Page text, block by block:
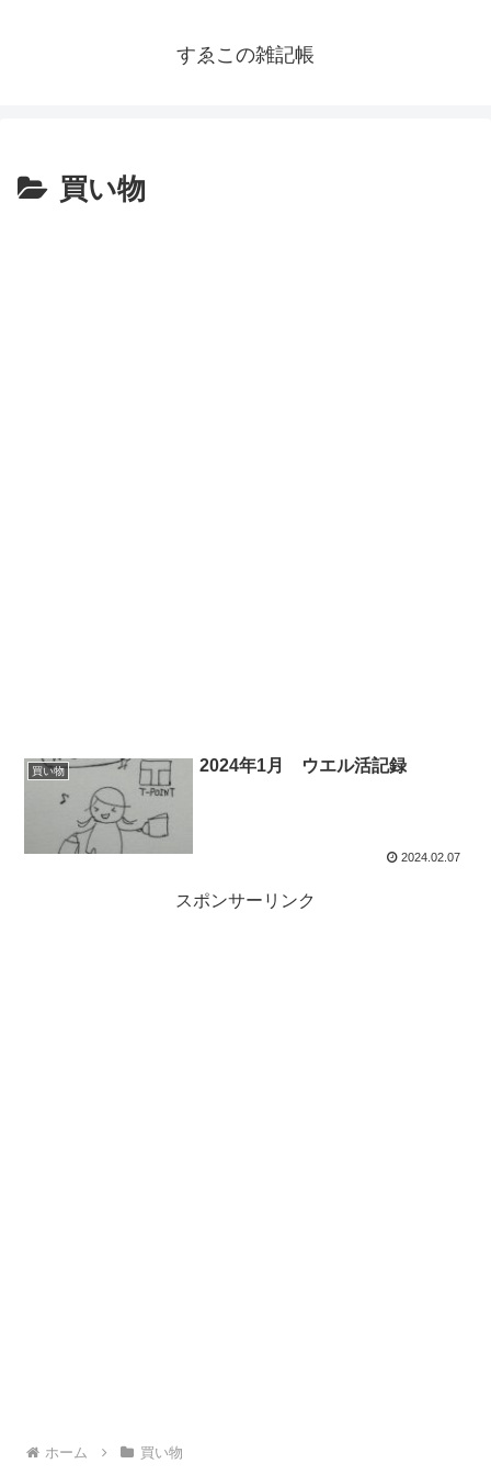
すゑこの雑記帳
買い物
買い物 2024年1月 ウエル活記録
2024.02.07
スポンサーリンク
ホーム 買い物